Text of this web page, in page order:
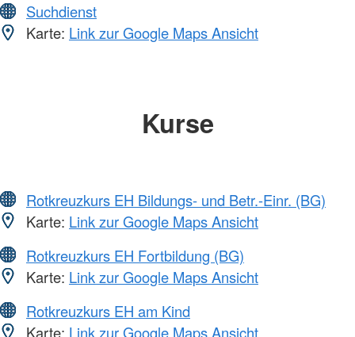
Suchdienst
Karte: Link zur Google Maps Ansicht
Kurse
Rotkreuzkurs EH Bildungs- und Betr.-Einr. (BG)
Karte: Link zur Google Maps Ansicht
Rotkreuzkurs EH Fortbildung (BG)
Karte: Link zur Google Maps Ansicht
Rotkreuzkurs EH am Kind
Karte: Link zur Google Maps Ansicht